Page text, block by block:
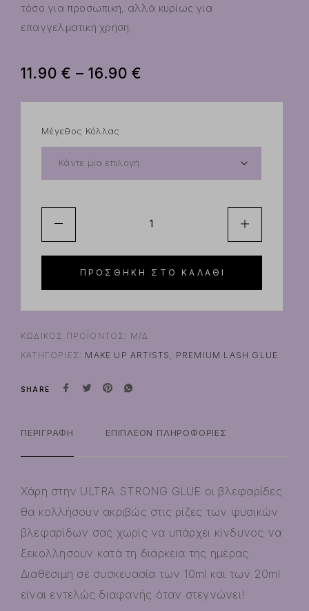
τόσο για προσωπική, αλλά κυρίως για
επαγγελματική χρήση.
11.90 € –16.90€
Μέγεθος Κόλλας
ΠΡΟΣΘΉΚΗ ΣΤΟ ΚΑΛΆΘΙ
ΚΩΔΙΚΌΣ ΠΡΟΪΌΝΤΟΣ: Μ/Δ
ΚΑΤΗΓΟΡΊΕΣ: MAKE UP ARTISTS PREMIUM LASH GLUE
SHARE
ΠΕΡΙΓΡΑΦΉ ΕΠΙΠΛΈΟΝ ΠΛΗΡΟΦΟΡΊΕΣ
Χάρη στην ULTRA STRONG GLUE οι βλεφαρίδες
θα κολλήσουν ακριβώς στις ρίζες των φυσικών
βλεφαρίδων σας χωρίς να υπάρχει κίνδυνος να
ξεκολλησουν κατά τη διάρκεια της ημέρας.
Διαθέσιμη σε συσκευασία των 10ml και των 20ml
είναι εντελώς διαφανής όταν στεγνώνει!